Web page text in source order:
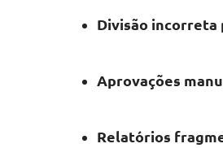
Divisão incorreta
Aprovações
Relatórios